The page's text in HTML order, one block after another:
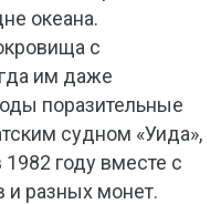
океана.
с
им даже
поразительные
судном «Уида»,
году вместе с
и разных монет.